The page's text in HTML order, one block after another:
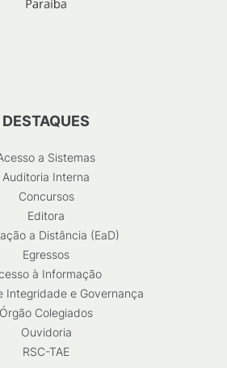
DESTAQUES
a Sistemas
Auditoria Interna
Concursos
Editora
a Distância (EaD)
Egressos
à Informação
Integridade e Governança
Órgão Colegiados
Ouvidoria
RSC-TAE